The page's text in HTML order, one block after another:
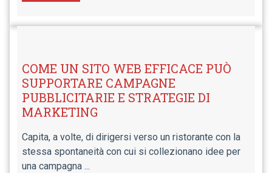
COME UN SITO WEB EFFICACE PUÒ
SUPPORTARE CAMPAGNE
PUBBLICITARIE E STRATEGIE DI
MARKETING
Capita, a volte, di dirigersi verso un ristorante con la
stessa spontaneità con cui si collezionano idee per
una campagna ...